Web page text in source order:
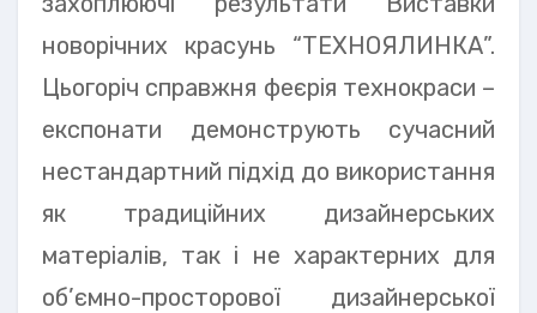
новорічних красунь “ТЕХНОЯЛИНКА”.
Цьогоріч справжня феєрія технокраси –
експонати демонструють сучасний
нестандартний підхід до використання
як традиційних дизайнерських
матеріалів, так і не характерних для
об’ємно-просторової дизайнерської